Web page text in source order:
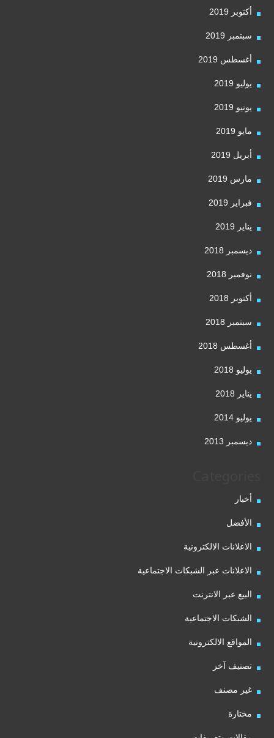
أكتوبر 2019
سبتمبر 2019
أغسطس 2019
يوليو 2019
يونيو 2019
مايو 2019
أبريل 2019
مارس 2019
فبراير 2019
يناير 2019
ديسمبر 2018
نوفمبر 2018
أكتوبر 2018
سبتمبر 2018
أغسطس 2018
يوليو 2018
يناير 2018
يوليو 2014
ديسمبر 2013
أخبار
الأفضل
الاعلانات الالكترونية
الاعلانات عبر الشبكات الاجتماعية
البيع عبر الانترنت
الشبكات الاجتماعية
المواقع الالكترونية
تصنيف آخر
غير مصنف
مختارة